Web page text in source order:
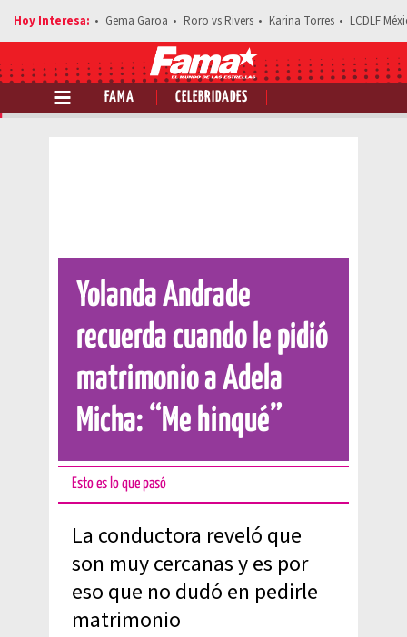
Gema Garoa Roro vs Rivers Karina Torres LCDLF
FAMA CELEBRIDADES
Comparte esta noticia
Yolanda Andrade
recuerda cuando le pidió
matrimonio a Adela
Micha: “Me hinqué”
Esto es lo que pasó
La conductora reveló que
son muy cercanas y es por
eso que no dudó en pedirle
matrimonio